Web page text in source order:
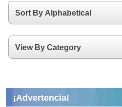
¡Advertencia!